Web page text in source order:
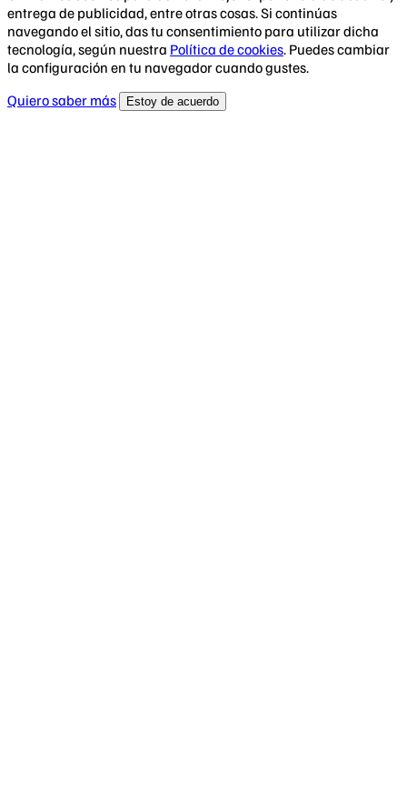
entrega de publicidad, entre otras cosas. Si continúas
navegando el sitio, das tu consentimiento para utilizar dicha
tecnología, según nuestra Política de cookies. Puedes cambiar
la configuración en tu navegador cuando gustes.
Quiero saber más
Estoy de acuerdo